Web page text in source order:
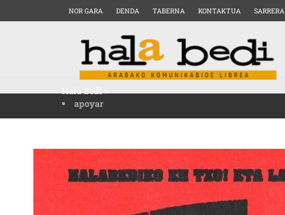
NOR GARA DENDA TABERNA KONTAKTUA SARRERA
Hala Bedi>
apoyar